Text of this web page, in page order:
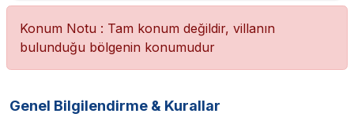
Konum Notu : Tam konum değildir, villanın
bulunduğu bölgenin konumudur
Genel Bilgilendirme & Kurallar